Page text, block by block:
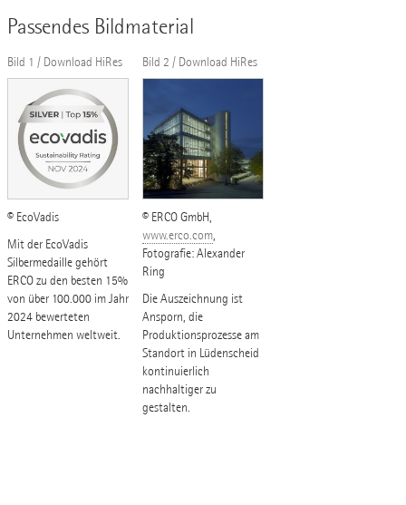
Passendes Bildmaterial
Bild 1 / Download HiRes
© EcoVadis
Mit der EcoVadis
Silbermedaille gehört
ERCO zu den besten 15%
von über 100.000 im Jahr
2024 bewerteten
Unternehmen weltweit.
Bild 2 / Download HiRes
© ERCO GmbH,
www.erco.com,
Fotografie: Alexander
Ring
Die Auszeichnung ist
Ansporn, die
Produktionsprozesse am
Standort in Lüdenscheid
kontinuierlich
nachhaltiger zu
gestalten.